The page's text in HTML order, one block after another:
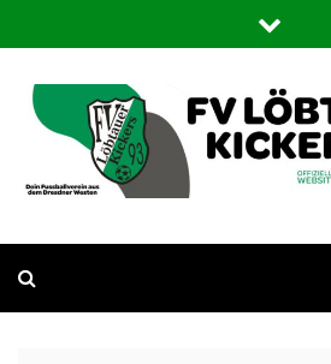
to
content
Dresden